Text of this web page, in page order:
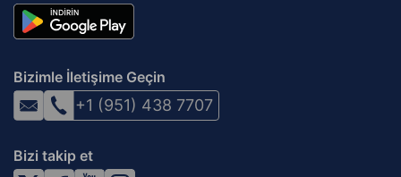
Bizimle İletişime Geçin
+1 (951) 438 7707
Bizi takip et